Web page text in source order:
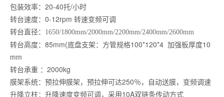
包装效率：20-40托/小时
转台速度：0-12rpm 转速变频可调
转台直径：
1650/1800mm/2000mm/2200mm/2400mm/2600mm
转台高度：85mm(底盘支架：方管规格100*120*4 加强板厚度10
mm
转台承重 ：2000kg
膜架系统：预拉伸膜架，预拉伸可达250％，自动送膜，变频调速
升降立柱：升降速度变频可调，采用10A双链条传动方式